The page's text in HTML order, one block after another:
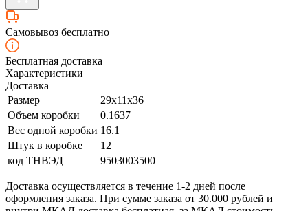
Самовывоз бесплатно
Бесплатная доставка
Характеристики
Доставка
Размер
29x11x36
Объем коробки
0.1637
Вес одной коробки 16.1
Штук в коробке
12
код ТНВЭД
9503003500
Доставка осуществляется в течение 1-2 дней после
оформления заказа. При сумме заказа от 30.000 рублей и